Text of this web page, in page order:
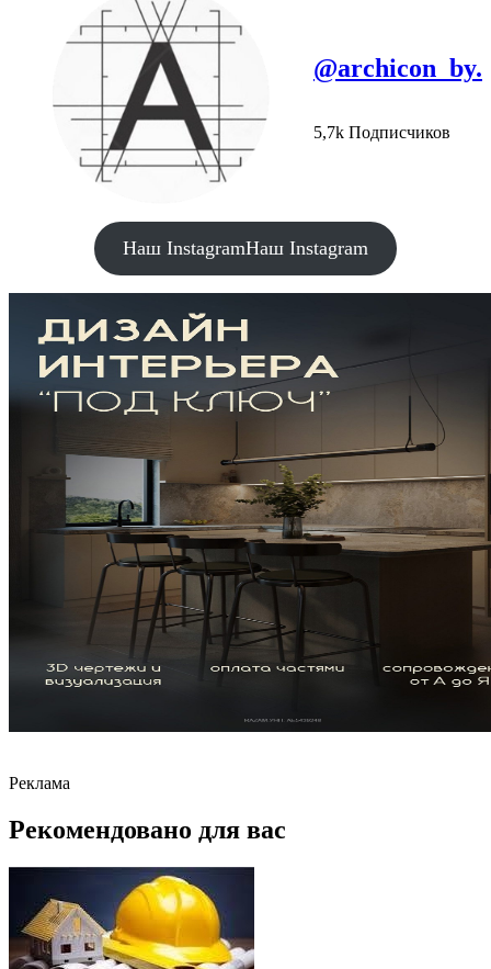
@archicon_by.
5,7k Подписчиков
Наш InstagramНаш Instagram
Реклама
Рекомендовано для вас